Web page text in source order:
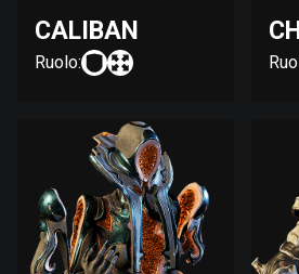
CALIBAN
Ruolo: